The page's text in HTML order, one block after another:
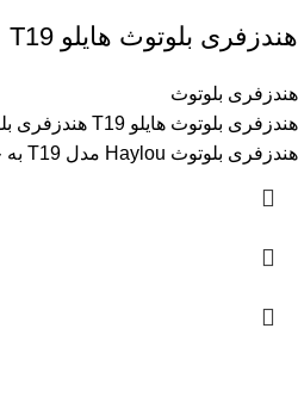
هندزفری بلوتوث هایلو T19
هندزفری بلوتوث
هندزفری بلوتوث Haylou مدل T19 به جرئت یکی از خاص ترین